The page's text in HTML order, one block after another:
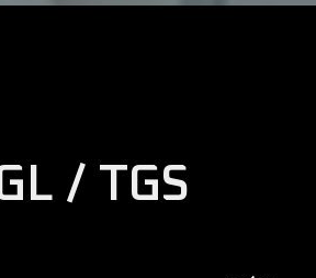
/ TGS